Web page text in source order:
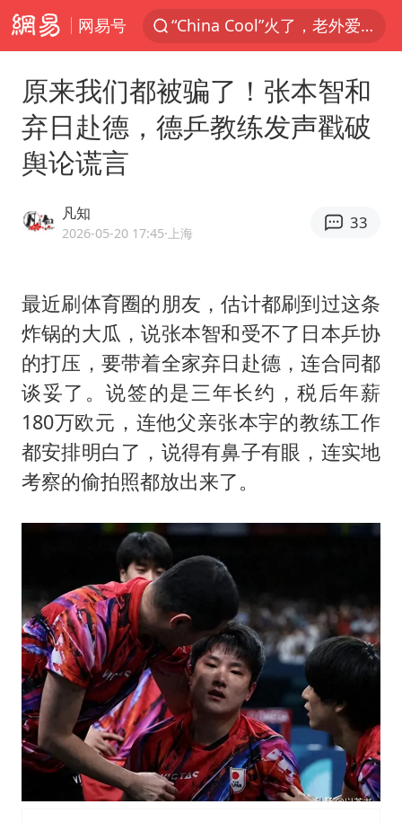
网易号
“China Cool”火了，老外爱上中国避暑游
浙江台州《告全体市民书》
伊斯兰版北约来了吗
陕西柞水泥石流已致2死 仍有1人失联
多所高校取消艺考
云南一地村民过火把节意外灼伤16人
店主称换“青海拉面”招牌后生意更好
上半年国内居民出游人次34.63亿
22岁女生独闯南太行失联12天
薛之谦杭州站演唱会取消
今年第二强台风将带来多大影响
习近平心系体育强国建设
原来我们都被骗了！张本智和
弃日赴德，德乒教练发声戳破
舆论谎言
凡知
2026-05-20 17:45·上海
33
最近刷体育圈的朋友，估计都刷到过这条
炸锅的大瓜，说张本智和受不了日本乒协
的打压，要带着全家弃日赴德，连合同都
谈妥了。说签的是三年长约，税后年薪
180万欧元，连他父亲张本宇的教练工作
都安排明白了，说得有鼻子有眼，连实地
考察的偷拍照都放出来了。